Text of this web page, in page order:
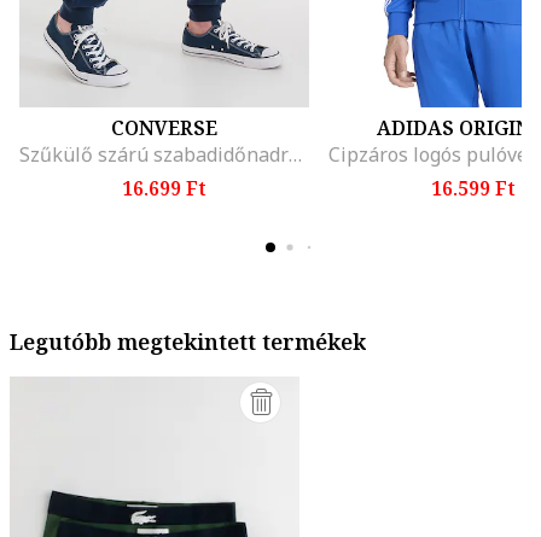
CONVERSE
Szűkülő szárú szabadidőnadrág logós foltrátéttel, Tengerészkék
16.699 Ft
ADIDAS
16.599 Ft
Legutóbb megtekintett termékek